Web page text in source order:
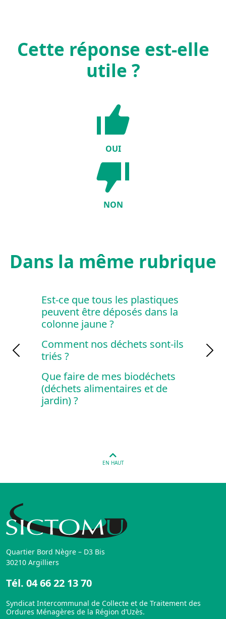
Cette réponse est-elle
utile ?
OUI
NON
Dans la même rubrique
que tous les plastiques
être déposés dans la
jaune ?
nos déchets sont-ils
faire de mes biodéchets
alimentaires et de
Puis-je écraser
les emballages
boites à pizzas ?
masques Covid ?
Previous
EN HAUT
Quartier Bord Nègre – D3 Bis
30210 Argilliers
Tél. 04 66 22 13 70
Syndicat Intercommunal de Collecte et de Traitement des
Ordures Ménagères de la Région d’Uzès.